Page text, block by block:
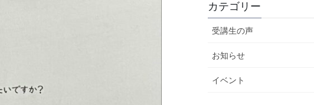
カテゴリー
受講生の声
お知らせ
イベント